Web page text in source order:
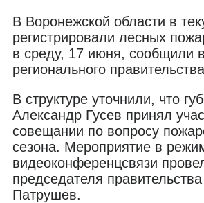
В Воронежской области в
регистрировали лесных
в среду, 17 июня, сообщили
регионального
В структуре уточнили, что
Александр Гусев принял
совещании по вопросу
сезона. Мероприятие в
видеоконференцсвязи
председателя
Патрушев.